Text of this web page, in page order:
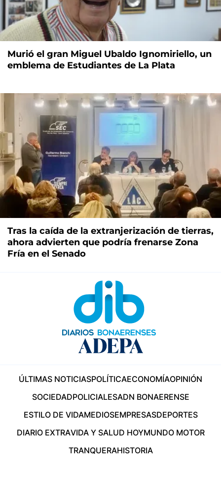
Murió el gran Miguel Ubaldo Ignomiriello, un
emblema de Estudiantes de La Plata
Tras la caída de la extranjerización de tierras,
ahora advierten que podría frenarse Zona
Fría en el Senado
ÚLTIMAS NOTICIASPOLÍTICAECONOMÍAOPINIÓN
SOCIEDADPOLICIALESADN BONAERENSE
ESTILO DE VIDAMEDIOSEMPRESASDEPORTES
DIARIO EXTRAVIDA Y SALUD HOYMUNDO MOTOR
TRANQUERAHISTORIA